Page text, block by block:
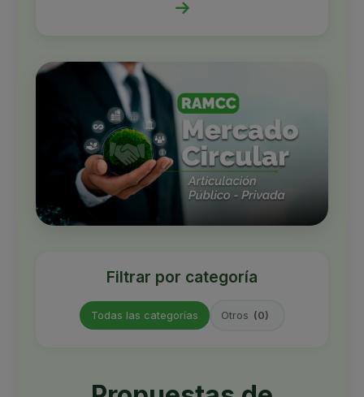
Filtrar por categoría
Todas las categorías Otros (0)